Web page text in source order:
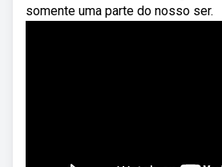
somente uma parte do nosso ser.